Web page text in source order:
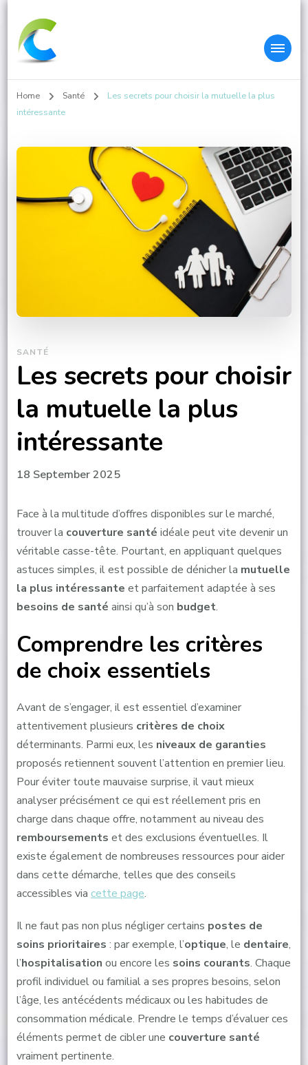
Colleys.fr
Home Santé
Les secrets pour choisir la mutuelle la plus
intéressante
SANTÉ
Les secrets pour choisir
la mutuelle la plus
intéressante
18 September 2025
Face à la multitude d’offres disponibles sur le marché,
trouver la couverture santé idéale peut vite devenir un
véritable casse-tête. Pourtant, en appliquant quelques
astuces simples, il est possible de dénicher la mutuelle
la plus intéressante et parfaitement adaptée à ses
besoins de santé ainsi qu’à son budget.
Comprendre les critères
de choix essentiels
Avant de s’engager, il est essentiel d’examiner
attentivement plusieurs critères de choix
déterminants. Parmi eux, les niveaux de garanties
proposés retiennent souvent l’attention en premier lieu.
Pour éviter toute mauvaise surprise, il vaut mieux
analyser précisément ce qui est réellement pris en
charge dans chaque offre, notamment au niveau des
remboursements et des exclusions éventuelles. Il
existe également de nombreuses ressources pour aider
dans cette démarche, telles que des conseils
accessibles via cette page.
Il ne faut pas non plus négliger certains postes de
soins prioritaires : par exemple, l’optique, le dentaire,
l’hospitalisation ou encore les soins courants. Chaque
profil individuel ou familial a ses propres besoins, selon
l’âge, les antécédents médicaux ou les habitudes de
consommation médicale. Prendre le temps d’évaluer ces
éléments permet de cibler une couverture santé
vraiment pertinente.